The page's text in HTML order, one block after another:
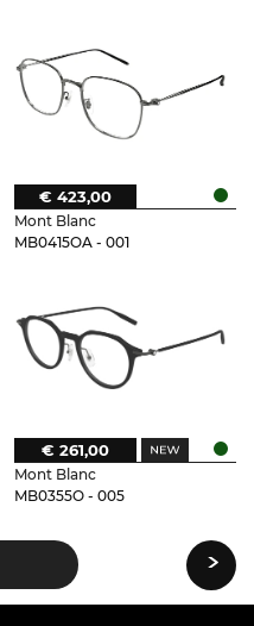
Mont Blanc
MB0415OA - 001
€ 423,00
Mont Blanc
MB0355O - 005
€ 261,00
›